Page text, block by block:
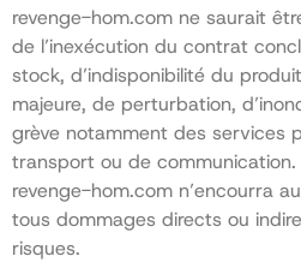
revenge-hom.com ne saurait
de l’inexécution du contrat
stock, d’indisponibilité du
majeure, de perturbation,
grève notamment des services
transport ou de communication.
revenge-hom.com n’encourra
tous dommages directs ou
risques.